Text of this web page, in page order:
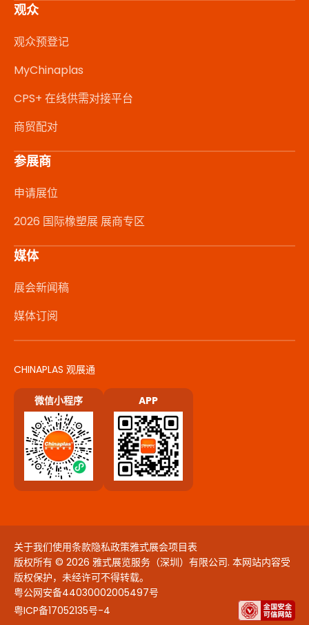
观众
观众预登记
MyChinaplas
CPS+ 在线供需对接平台
商贸配对
参展商
申请展位
2026 国际橡塑展 展商专区
媒体
展会新闻稿
媒体订阅
CHINAPLAS 观展通
微信小程序 APP
关于我们使用条款隐私政策雅式展会项目表
版权所有 © 2026 雅式展览服务（深圳）有限公司. 本网站内容受
版权保护，未经许可不得转载。
粤公网安备44030002005497号
粤ICP备17052135号-4